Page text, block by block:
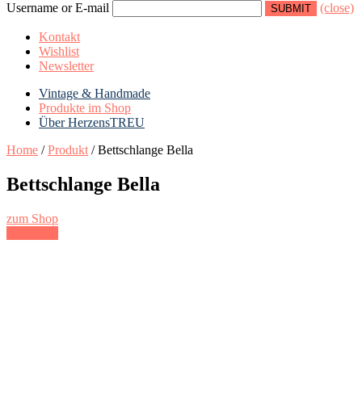
Username or E-mail (close)
Kontakt
Wishlist
Newsletter
Vintage & Handmade
Produkte im Shop
Über HerzensTREU
Home /Produkt /Bettschlange Bella
Bettschlange Bella
zum Shop